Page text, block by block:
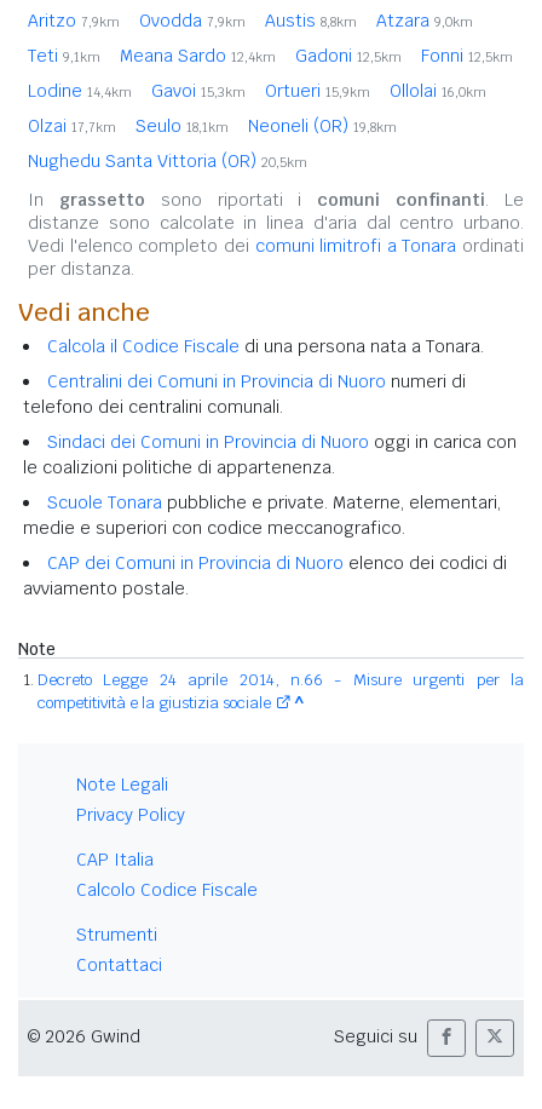
Aritzo 7,9km Ovodda 7,9km Austis 8,8km Atzara 9,0km
Teti 9,1km Meana Sardo 12,4km Gadoni 12,5km Fonni 12,5km
Lodine 14,4km Gavoi 15,3km Ortueri 15,9km Ollolai 16,0km
Olzai 17,7km Seulo 18,1km Neoneli (OR) 19,8km
Nughedu Santa Vittoria (OR) 20,5km
In grassetto sono riportati i comuni confinanti. Le
distanze sono calcolate in linea d'aria dal centro urbano.
Vedi l'elenco completo dei comuni limitrofi a Tonara ordinati
per distanza.
Vedi anche
Calcola il Codice Fiscale di una persona nata a Tonara.
Centralini dei Comuni in Provincia di Nuoro numeri di
telefono dei centralini comunali.
Sindaci dei Comuni in Provincia di Nuoro oggi in carica con
le coalizioni politiche di appartenenza.
Scuole Tonara pubbliche e private. Materne, elementari,
medie e superiori con codice meccanografico.
CAP dei Comuni in Provincia di Nuoro elenco dei codici di
avviamento postale.
Note
Decreto Legge 24 aprile 2014, n.66 - Misure urgenti per la
competitività e la giustizia sociale
^
Note Legali
Privacy Policy
CAP Italia
Calcolo Codice Fiscale
Strumenti
Contattaci
© 2026 Gwind Seguici su